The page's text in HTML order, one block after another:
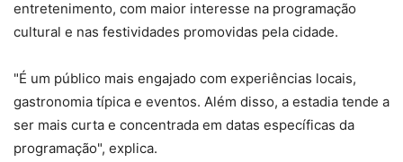
entretenimento, com maior interesse na programação
cultural e nas festividades promovidas pela cidade.
"É um público mais engajado com experiências locais,
gastronomia típica e eventos. Além disso, a estadia tende a
ser mais curta e concentrada em datas específicas da
programação", explica.